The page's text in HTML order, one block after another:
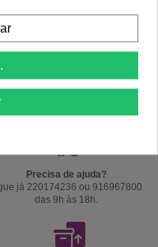
Precisa de ajuda?
já 220174236 ou 916967800
das 9h às 18h.